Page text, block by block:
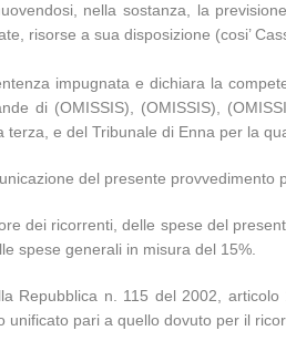
nella sostanza, la
risorse a sua disposizione (cosi’
impugnata e dichiara la
di (OMISSIS), (OMISSIS),
e del Tribunale di Enna per la
del presente provvedimento
dei ricorrenti, delle spese del
spese generali in misura del 15%.
Repubblica n. 115 del 2002,
unificato pari a quello dovuto per il